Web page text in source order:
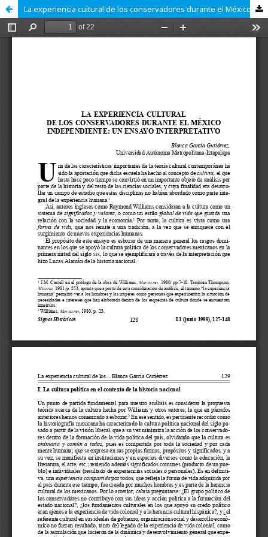
La experiencia cultural de los conservadores durante el México independiente: un ensayo interpretativo